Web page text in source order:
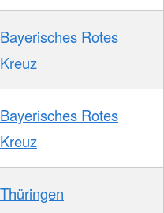
Bayerisches Rotes
Kreuz
Bayerisches Rotes
Kreuz
Thüringen